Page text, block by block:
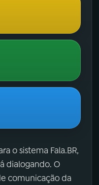
o sistema Fala.BR,
dialogando. O
comunicação da